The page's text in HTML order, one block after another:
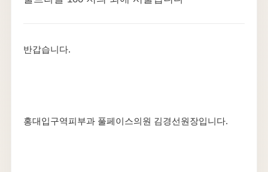
반갑습니다.
홍대입구역피부과 풀페이스의원 김경선원장입니다.